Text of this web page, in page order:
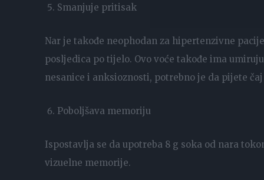
Smanjuje pritisak
Nar je takođe neophodan za hipertenzivne
posljedica po tijelo. Ovo voće takođe ima
nesanice i anksioznosti, potrebno je da pijete
Poboljšava memoriju
Ispostavlja se da upotreba 8 g soka od nara
vizuelne memorije.